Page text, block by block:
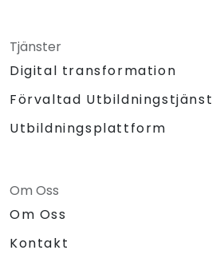
Tjänster
Digital transformation
Förvaltad Utbildningstjänst
Utbildningsplattform
Om Oss
Om Oss
Kontakt